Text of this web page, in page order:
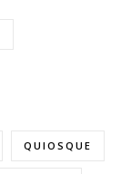
QUIOSQUE